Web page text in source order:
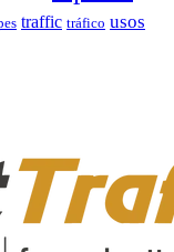
traffic tráfico usos